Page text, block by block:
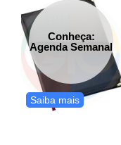
Conheça:
Agenda Semanal
Saiba mais